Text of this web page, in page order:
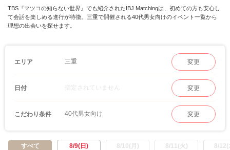
TBS『マツコの知らない世界』でも紹介されたIBJ Matchingは、初めての方も安心し
て会話を楽しめる進行が特徴。三重で開催される40代男女向けのイベント一覧から
理想の出会いを探せます。
エリア 三重 変更
日付 指定されていません 変更
こだわり条件 40代男女向け 変更
すべて
8/9(日)
8/10(月)
8/11(火)
8/12(